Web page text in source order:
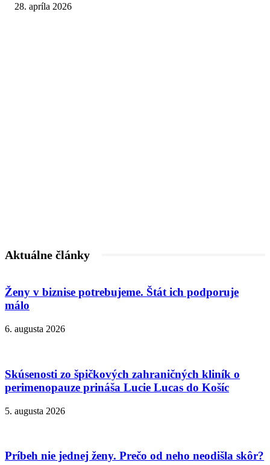
28. apríla 2026
Aktuálne články
Ženy v biznise potrebujeme. Štát ich podporuje
málo
6. augusta 2026
Skúsenosti zo špičkových zahraničných kliník o
perimenopauze prináša Lucie Lucas do Košíc
5. augusta 2026
Príbeh nie jednej ženy. Prečo od neho neodišla skôr?